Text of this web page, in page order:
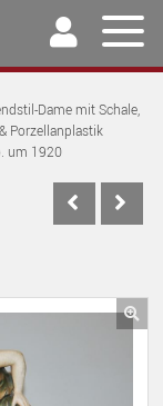
Dame mit Schale,
Porzellanplastik
um 1920